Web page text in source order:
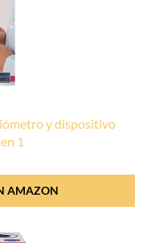
y dispositivo
1
AMAZON